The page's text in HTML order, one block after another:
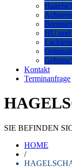
HU
Kontakt
Terminanfrage
SIE BEFINDEN
HOME
/